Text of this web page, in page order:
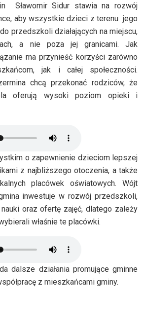
Sławomir Sidur stawia na rozwój
aby wszystkie dzieci z terenu jego
przedszkoli działających na miejscu,
a nie poza jej granicami. Jak
ma przynieść korzyści zarówno
jak i całej społeczności.
chcą przekonać rodziców, że
oferują wysoki poziom opieki i
o zapewnienie dzieciom lepszej
z najbliższego otoczenia, a także
placówek oświatowych. Wójt
inwestuje w rozwój przedszkoli,
oraz ofertę zajęć, dlatego zależy
właśnie te placówki.
dalsze działania promujące gminne
z mieszkańcami gminy.